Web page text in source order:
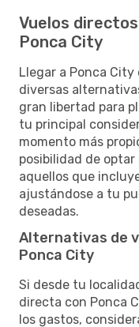
Vuelos
Ponca City
Llegar a Ponca
diversas
gran libertad para
tu principal
momento más
posibilidad de
aquellos que
ajustándose a tu
deseadas.
Alternativas de
Ponca City
Si desde tu
directa con Ponca
los gastos,